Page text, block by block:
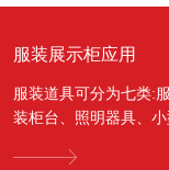
服装展示柜应用
服装道具可分为七类:
装柜台、照明器具、